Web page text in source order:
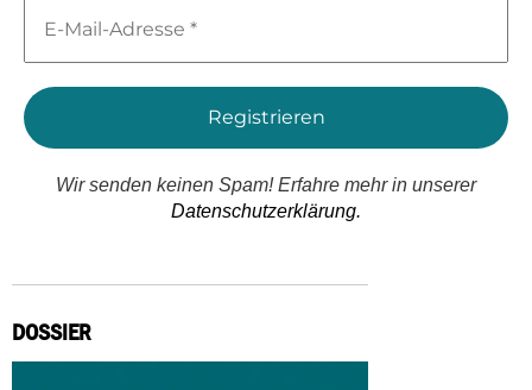
Mail-
*
Wir senden keinen Spam! Erfahre mehr in unserer
Datenschutzerklärung.
DOSSIER